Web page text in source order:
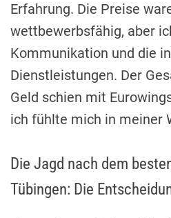
Erfahrung. Die Preise
wettbewerbsfähig, aber
Kommunikation und die
Dienstleistungen. Der
Geld schien mit
ich fühlte mich in meiner
Die Jagd nach dem
Tübingen: Die